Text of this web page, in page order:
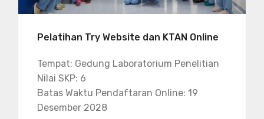
Pelatihan Try Website dan KTAN Online
Tempat: Gedung Laboratorium Penelitian
Nilai SKP: 6
Batas Waktu Pendaftaran Online: 19
Desember 2028